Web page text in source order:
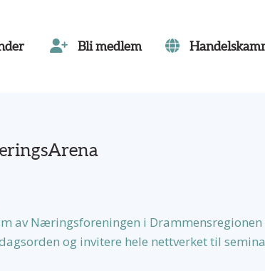
Bli medlem
av Næringsforeningen i
og invitere hele nettverket til